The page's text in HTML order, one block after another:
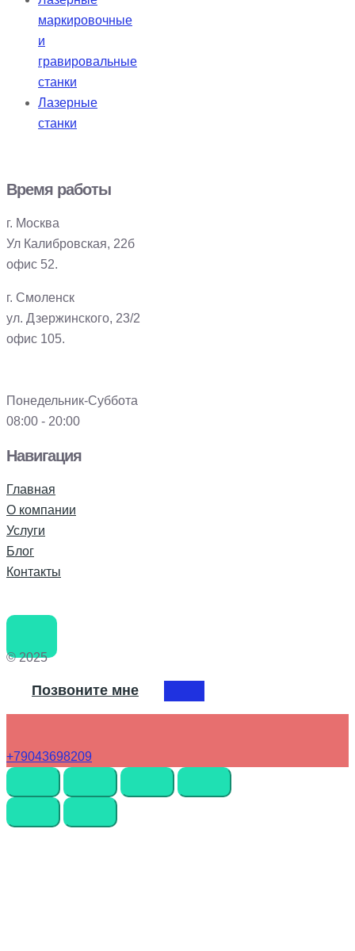
маркировочные
и
гравировальные
станки
Лазерные
станки
Время работы
г. Москва
Ул Калибровская, 22б
офис 52.
г. Смоленск
ул. Дзержинского, 23/2
офис 105.
Понедельник-Суббота
08:00 - 20:00
Навигация
Главная
О компании
Услуги
Блог
Контакты
© 2025
Позвоните мне
+79043698209